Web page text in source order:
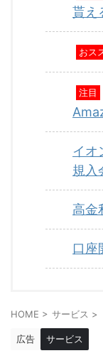
貰え
おス
注目
イオ
規入
高金
口座
HOME > サービス >
広告 サービス